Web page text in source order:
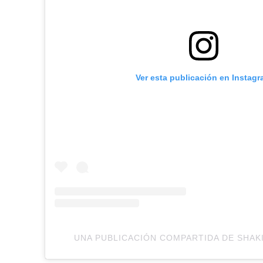
Ver esta publicación en
UNA PUBLICACIÓN COMPARTIDA DE